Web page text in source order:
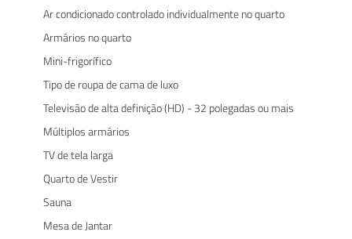
Ar condicionado controlado individualmente no quarto
Armários no quarto
Mini-frigorífico
Tipo de roupa de cama de luxo
Televisão de alta definição (HD) - 32 polegadas ou mais
Múltiplos armários
TV de tela larga
Quarto de Vestir
Sauna
Mesa de Jantar